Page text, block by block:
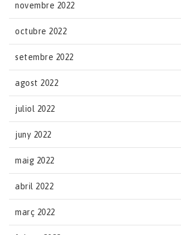
novembre 2022
octubre 2022
setembre 2022
agost 2022
juliol 2022
juny 2022
maig 2022
abril 2022
març 2022